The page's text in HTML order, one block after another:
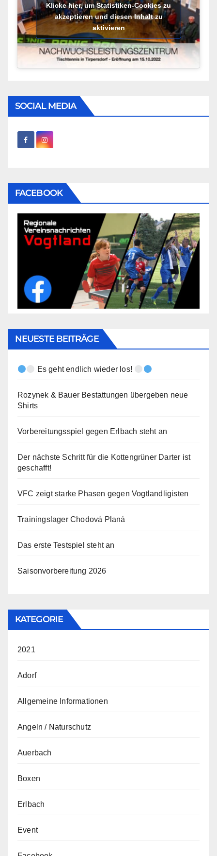
Klicke hier, um Statistiken-Cookies zu
akzeptieren und diesen Inhalt zu
aktivieren
SOCIAL MEDIA
FACEBOOK
NEUESTE BEITRÄGE
Es geht endlich wieder los!
Rozynek & Bauer Bestattungen übergeben neue
Shirts
Vorbereitungsspiel gegen Erlbach steht an
Der nächste Schritt für die Kottengrüner Darter ist
geschafft!
VFC zeigt starke Phasen gegen Vogtlandligisten
Trainingslager Chodová Planá
Das erste Testspiel steht an
Saisonvorbereitung 2026
KATEGORIE
2021
Adorf
Allgemeine Informationen
Angeln / Naturschutz
Auerbach
Boxen
Erlbach
Event